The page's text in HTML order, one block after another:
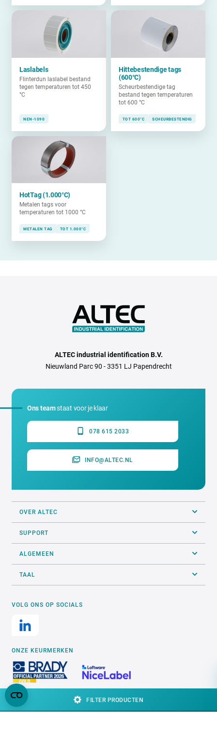
Laslabels
Flinterdun laslabel bestand
tegen temperaturen tot 450
°C
NEN-1090
Hittebestendige tags
(600°C)
Scheurbestendige tag
bestand tegen temperaturen
tot 600 °C
TOT 600°C SCHEURBESTENDIG
HotTag (1.000°C)
Metalen tags voor
temperaturen tot 1000 °C
METALEN TAG TOT 1.000°C
FILTER PRODUCTEN
ALTEC industrial identification B.V.
Nieuwland Parc 90 - 3351 LJ Papendrecht
Ons teamstaat voor je klaar
078 615 2033
INFO@ALTEC.NL
OVER ALTEC
SUPPORT
ALGEMEEN
TAAL
VOLG ONS OP SOCIALS
ONZE KEURMERKEN
Website door